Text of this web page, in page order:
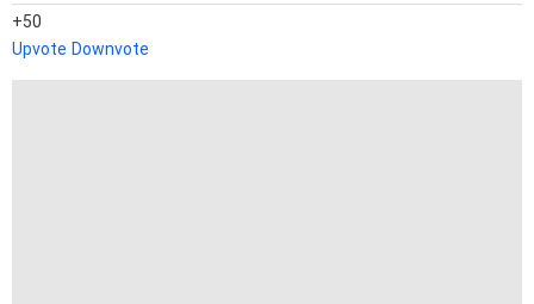
50
Upvote Downvote